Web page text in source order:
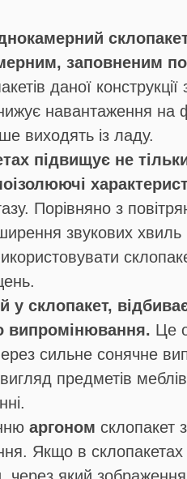
заповненим
даної
навантаження на
виходять із ладу.
підвищує не
Порівняно з
звукових
у склопакет,
випромінювання. Це
сильне сонячне
предметів
аргоном склопакет
Якщо в склопакетах